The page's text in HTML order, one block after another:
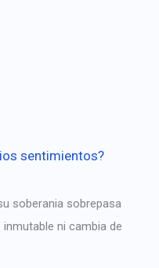
sentimientos?
soberania sobrepasa
ni cambia de